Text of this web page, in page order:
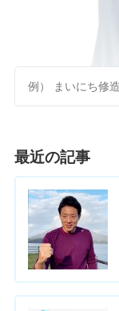
最近の記事